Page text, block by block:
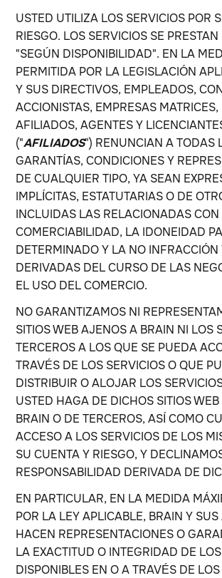
USTED UTILIZA LOS SERVICIOS POR
RIESGO. LOS SERVICIOS SE
"SEGÚN DISPONIBILIDAD". EN LA
PERMITIDA POR LA LEGISLACIÓN
Y SUS DIRECTIVOS, EMPLEADOS,
ACCIONISTAS, EMPRESAS
AFILIADOS, AGENTES Y
("AFILIADOS") RENUNCIAN A TODAS
GARANTÍAS, CONDICIONES Y
DE CUALQUIER TIPO, YA SEAN
IMPLÍCITAS, ESTATUTARIAS O DE
INCLUIDAS LAS RELACIONADAS
COMERCIABILIDAD, LA IDONEIDAD
DETERMINADO Y LA NO INFRACCIÓN
DERIVADAS DEL CURSO DE LAS
EL USO DEL COMERCIO.
NO GARANTIZAMOS NI
SITIOS WEB AJENOS A BRAIN NI LOS
TERCEROS A LOS QUE SE PUEDA
TRAVÉS DE LOS SERVICIOS O QUE
DISTRIBUIR O ALOJAR LOS
USTED HAGA DE DICHOS SITIOS
BRAIN O DE TERCEROS, ASÍ COMO
ACCESO A LOS SERVICIOS DE LOS
SU CUENTA Y RIESGO, Y
RESPONSABILIDAD DERIVADA DE
EN PARTICULAR, EN LA MEDIDA
POR LA LEY APLICABLE, BRAIN Y
HACEN REPRESENTACIONES O
LA EXACTITUD O INTEGRIDAD DE
DISPONIBLES EN O A TRAVÉS DE